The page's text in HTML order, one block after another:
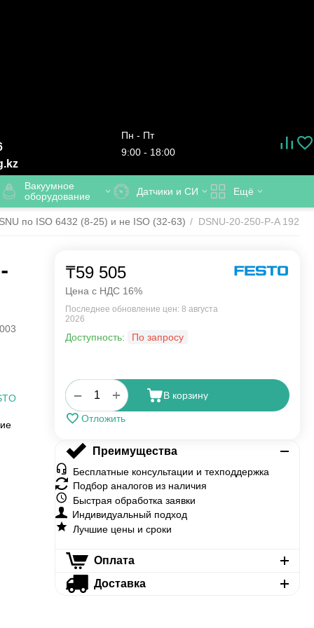
Пн - Пт
9:00 - 18:00
Вакуумное
оборудование
Датчики и СИ Ещё
по ISO 6432 (8-25) и не ISO (32-63) / DSNU-20-250-P-A
₸59 505
Цена с НДС 16%
Последнее обновление цен: 8 августа
2026
Доступность: По запросу
+
− В корзину
Отложить
Преимущества
Бесплатные консультации и техподдержка
Подбор аналогов из наличия
Быстрая обработка заявки
Индивидуальный подход
Лучшие цены и сроки
Оплата
Доставка